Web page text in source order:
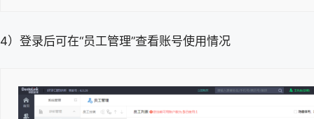
4）登录后可在“员工管理”查看账号使用情况